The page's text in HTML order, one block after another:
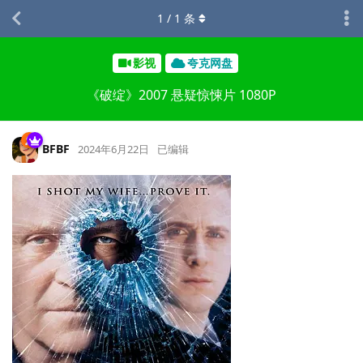
影视 夸克网盘
《破绽》2007 悬疑惊悚片 1080P
1 / 1 条
BFBF 2024年6月22日 已编辑